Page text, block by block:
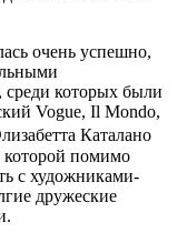
очень успешно,
которых были
Vogue, Il Mondo,
Каталано
которой помимо
с художниками-
дружеские